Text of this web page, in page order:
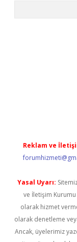
Reklam ve
Yasal Uyarı:
ve İletişim Kurumu
olarak hizmet
olarak denetleme
Ancak, üyelerimiz